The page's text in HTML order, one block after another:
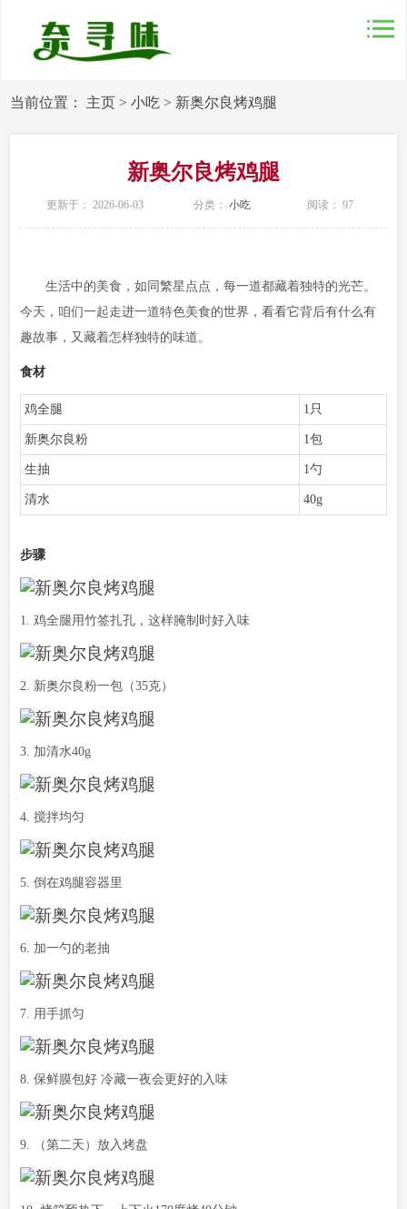
当前位置： 主页 >小吃 > 新奥尔良烤鸡腿
新奥尔良烤鸡腿
更新于： 2026-06-03 分类： 小吃 阅读： 97
生活中的美食，如同繁星点点，每一道都藏着独特的光芒。
今天，咱们一起走进一道特色美食的世界，看看它背后有什么有
趣故事，又藏着怎样独特的味道。
食材
鸡全腿 1只
新奥尔良粉 1包
生抽 1勺
清水 40g
步骤
1. 鸡全腿用竹签扎孔，这样腌制时好入味
2. 新奥尔良粉一包（35克）
3. 加清水40g
4. 搅拌均匀
5. 倒在鸡腿容器里
6. 加一勺的老抽
7. 用手抓匀
8. 保鲜膜包好 冷藏一夜会更好的入味
9. （第二天）放入烤盘